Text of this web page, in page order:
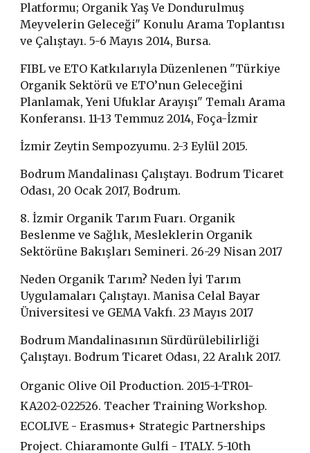
Platformu; Organik Yaş Ve Dondurulmuş
Meyvelerin Geleceği" Konulu Arama Toplantısı
ve Çalıştayı. 5-6 Mayıs 2014, Bursa.
FIBL ve ETO Katkılarıyla Düzenlenen "Türkiye
Organik Sektörü ve ETO’nun Geleceğini
Planlamak, Yeni Ufuklar Arayışı" Temalı Arama
Konferansı. 11-13 Temmuz 2014, Foça-İzmir
İzmir Zeytin Sempozyumu. 2-3 Eylül 2015.
Bodrum Mandalinası Çalıştayı. Bodrum Ticaret
Odası, 20 Ocak 2017, Bodrum.
8. İzmir Organik Tarım Fuarı. Organik
Beslenme ve Sağlık, Mesleklerin Organik
Sektörüne Bakışları Semineri. 26-29 Nisan 2017
Neden Organik Tarım? Neden İyi Tarım
Uygulamaları Çalıştayı. Manisa Celal Bayar
Üniversitesi ve GEMA Vakfı. 23 Mayıs 2017
Bodrum Mandalinasının Sürdürülebilirliği
Çalıştayı. Bodrum Ticaret Odası, 22 Aralık 2017.
Organic Olive Oil Production. 2015-1-TR01-
KA202-022526. Teacher Training Workshop.
ECOLIVE - Erasmus+ Strategic Partnerships
Project. Chiaramonte Gulfi - ITALY. 5-10th